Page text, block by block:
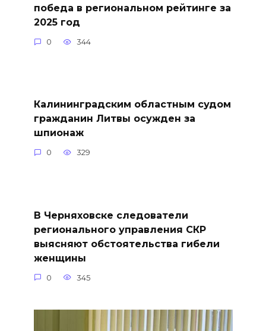
победа в региональном рейтинге за
2025 год
0 344
Калининградским областным судом
гражданин Литвы осужден за
шпионаж
0 329
В Черняховске следователи
регионального управления СКР
выясняют обстоятельства гибели
женщины
0 345